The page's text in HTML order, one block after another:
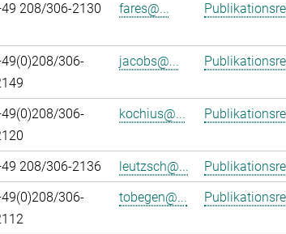
208/306-2130 fares@...
306-
jacobs@...
306-
kochius@...
208/306-2136 leutzsch@...
306-
tobegen@...